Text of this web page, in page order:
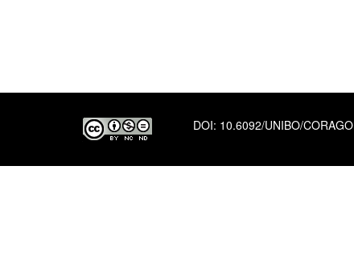
DOI: 10.6092/UNIBO/CORAGO